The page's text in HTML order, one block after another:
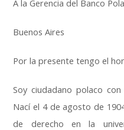
A la Gerencia del Banco
Buenos Aires
Por la presente tengo el
Soy ciudadano polaco
Nací el 4 de agosto de
de derecho en la